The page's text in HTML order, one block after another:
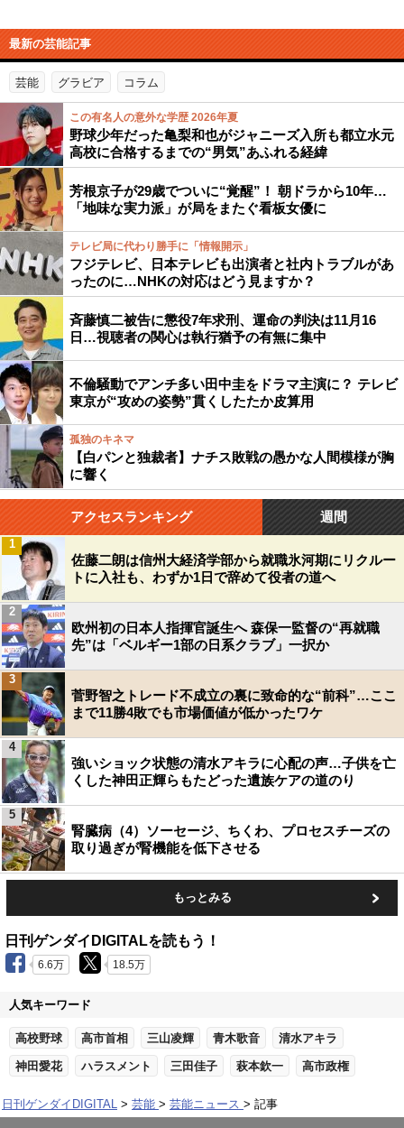
最新の芸能記事
芸能 グラビア コラム
この有名人の意外な学歴 2026年夏
野球少年だった亀梨和也がジャニーズ入所も都立水元
高校に合格するまでの“男気”あふれる経緯
芳根京子が29歳でついに“覚醒”！ 朝ドラから10年…
「地味な実力派」が局をまたぐ看板女優に
テレビ局に代わり勝手に「情報開示」
フジテレビ、日本テレビも出演者と社内トラブルがあ
ったのに…NHKの対応はどう見ますか？
斉藤慎二被告に懲役7年求刑、運命の判決は11月16
日…視聴者の関心は執行猶予の有無に集中
不倫騒動でアンチ多い田中圭をドラマ主演に？ テレビ
東京が“攻めの姿勢”貫くしたたか皮算用
孤独のキネマ
【白パンと独裁者】ナチス敗戦の愚かな人間模様が胸
に響く
アクセスランキング 週間
佐藤二朗は信州大経済学部から就職氷河期にリクルー
トに入社も、わずか1日で辞めて役者の道へ
1
欧州初の日本人指揮官誕生へ 森保一監督の“再就職
先”は「ベルギー1部の日系クラブ」一択か
2
菅野智之トレード不成立の裏に致命的な“前科”…ここ
まで11勝4敗でも市場価値が低かったワケ
3
強いショック状態の清水アキラに心配の声…子供を亡
くした神田正輝らもたどった遺族ケアの道のり
4
腎臓病（4）ソーセージ、ちくわ、プロセスチーズの
取り過ぎが腎機能を低下させる
5
もっとみる
日刊ゲンダイDIGITALを読もう！
6.6万 18.5万
人気キーワード
高校野球 高市首相 三山凌輝 青木歌音 清水アキラ
神田愛花 ハラスメント 三田佳子 萩本欽一 高市政権
日刊ゲンダイDIGITAL 芸能 芸能ニュース 記事